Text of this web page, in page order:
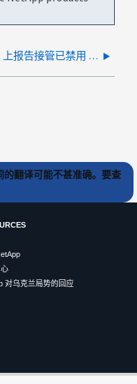
已在使用共享网络的 MetroCluster IP 上报告接管已禁用 PartnerDisabled
翻译可能不甚准确。要查
对乌克兰局势的回应